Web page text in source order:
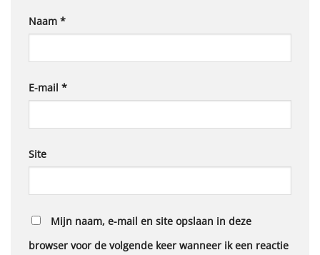
Naam *
E-mail *
Site
Mijn naam, e-mail en site opslaan in deze
browser voor de volgende keer wanneer ik een reactie